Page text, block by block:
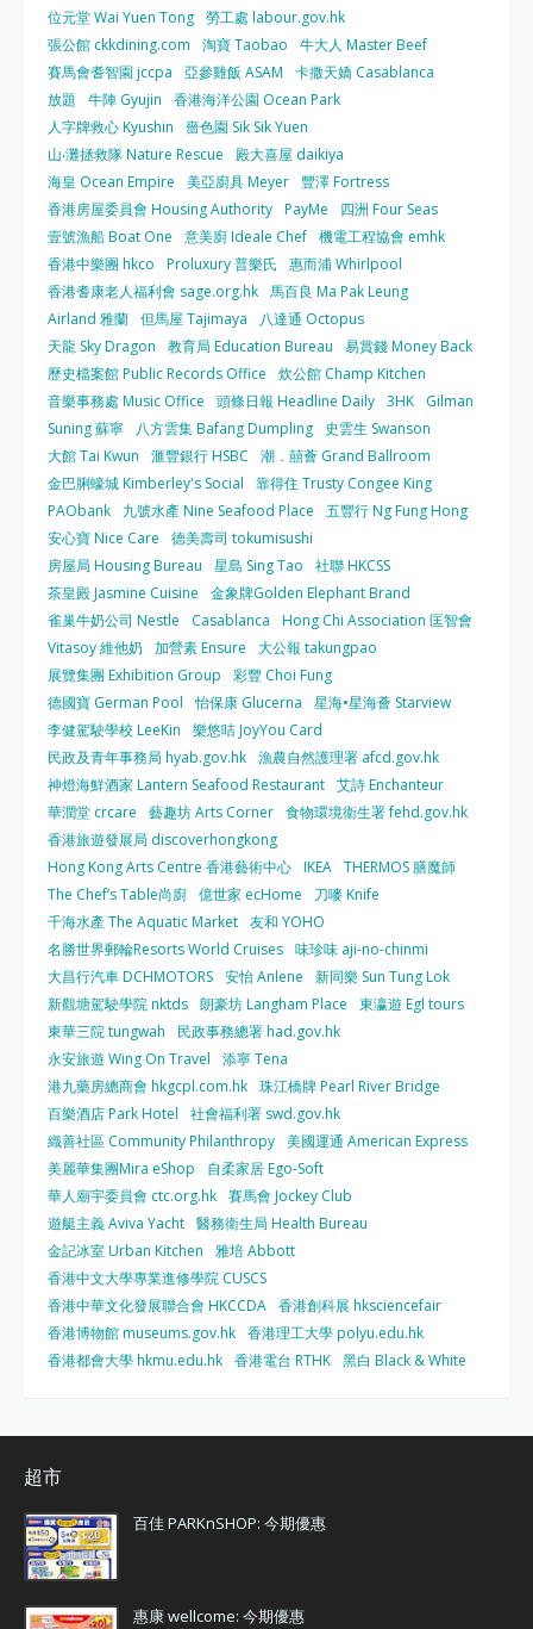
位元堂 Wai Yuen Tong 勞工處 labour.gov.hk
張公館 ckkdining.com
淘寶 Taobao
牛大人 Master Beef
賽馬會耆智園 jccpa
亞參雞飯 ASAM
卡撒天嬌 Casablanca
放題
牛陣 Gyujin
香港海洋公園 Ocean Park
人字牌救心 Kyushin
嗇色園 Sik Sik Yuen
山‧灘拯救隊 Nature Rescue
殿大喜屋 daikiya
海皇 Ocean Empire
美亞廚具 Meyer 豐澤 Fortress
香港房屋委員會 Housing Authority PayMe
四洲 Four Seas
壹號漁船 Boat One
意美廚 Ideale Chef 機電工程協會 emhk
香港中樂團 hkco
Proluxury 普樂氏
惠而浦 Whirlpool
香港耆康老人福利會 sage.org.hk 馬百良 Ma Pak Leung
Airland 雅蘭 但馬屋 Tajimaya
八達通 Octopus
天龍 Sky Dragon
教育局 Education Bureau
易賞錢 Money Back
歷史檔案館 Public Records Office
炊公館 Champ Kitchen
音樂事務處 Music Office
頭條日報 Headline Daily 3HK
Gilman
Suning 蘇寧
八方雲集 Bafang Dumpling
史雲生 Swanson
大館 Tai Kwun
滙豐銀行 HSBC
潮．囍薈 Grand Ballroom
金巴脷蠔城 Kimberley's Social
靠得住 Trusty Congee King
PAObank
九號水產 Nine Seafood Place
五豐行 Ng Fung Hong
安心寶 Nice Care
德美壽司 tokumisushi
房屋局 Housing Bureau
星島 Sing Tao
社聯 HKCSS
茶皇殿 Jasmine Cuisine
金象牌Golden Elephant Brand
雀巢牛奶公司 Nestle
Casablanca
Hong Chi Association 匡智會
Vitasoy 維他奶
加營素 Ensure
大公報 takungpao
展覽集團 Exhibition Group
彩豐 Choi Fung
德國寶 German Pool
怡保康 Glucerna
星海•星海薈 Starview
李健駕駛學校 LeeKin
樂悠咭 JoyYou Card
民政及青年事務局 hyab.gov.hk 漁農自然護理署 afcd.gov.hk
神燈海鮮酒家 Lantern Seafood Restaurant 艾詩 Enchanteur
華潤堂 crcare
藝趣坊 Arts Corner 食物環境衛生署 fehd.gov.hk
香港旅遊發展局 discoverhongkong
Hong Kong Arts Centre 香港藝術中心 IKEA THERMOS 膳魔師
The Chef’s Table尚廚 億世家 ecHome
刀嘜 Knife
千海水產 The Aquatic Market 友和 YOHO
名勝世界郵輪Resorts World Cruises 味珍味 aji-no-chinmi
大昌行汽車 DCHMOTORS 安怡 Anlene
新同樂 Sun Tung Lok
新觀塘駕駛學院 nktds 朗豪坊 Langham Place
東瀛遊 Egl tours
東華三院 tungwah
民政事務總署 had.gov.hk
永安旅遊 Wing On Travel
添寧 Tena
港九藥房總商會 hkgcpl.com.hk 珠江橋牌 Pearl River Bridge
百樂酒店 Park Hotel
社會福利署 swd.gov.hk
織善社區 Community Philanthropy 美國運通 American Express
美麗華集團Mira eShop
自柔家居 Ego-Soft
華人廟宇委員會 ctc.org.hk 賽馬會 Jockey Club
遊艇主義 Aviva Yacht 醫務衛生局 Health Bureau
金記冰室 Urban Kitchen
雅培 Abbott
香港中文大學專業進修學院 CUSCS
香港中華文化發展聯合會 HKCCDA 香港創科展 hksciencefair
香港博物館 museums.gov.hk 香港理工大學 polyu.edu.hk
香港都會大學 hkmu.edu.hk 香港電台 RTHK 黑白 Black & White
超市
百佳 PARKnSHOP: 今期優惠
惠康 wellcome: 今期優惠